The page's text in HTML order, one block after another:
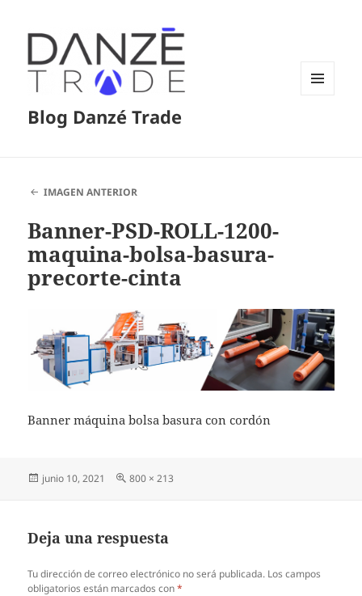
Blog Danzé Trade
IMAGEN ANTERIOR
Banner-PSD-ROLL-1200-
maquina-bolsa-basura-
precorte-cinta
Banner máquina bolsa basura con cordón
Publicado
junio 10, 2021
Tamaño
800 × 213
Deja una respuesta
Tu dirección de correo electrónico no será publicada. Los campos
obligatorios están marcados con*